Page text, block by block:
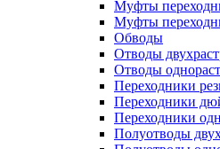
Муфты
Муфты
Обводы
Отводы
Отводы
Переходники
Переходники
Переходники
Полуотводы